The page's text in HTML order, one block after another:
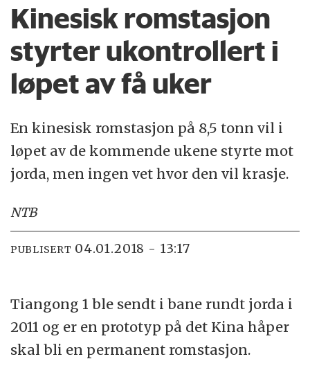
Kinesisk romstasjon
styrter ukontrollert i
løpet av få uker
En kinesisk romstasjon på 8,5 tonn vil i
løpet av de kommende ukene styrte mot
jorda, men ingen vet hvor den vil krasje.
NTB
PUBLISERT 04.01.2018 - 13:17
Tiangong 1 ble sendt i bane rundt jorda i
2011 og er en prototyp på det Kina håper
skal bli en permanent romstasjon.